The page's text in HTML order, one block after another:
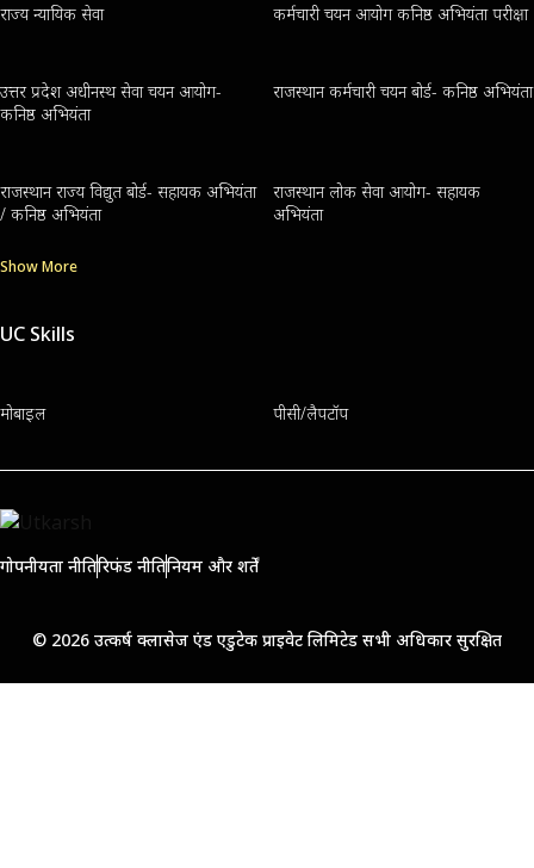
राज्य न्यायिक सेवा कर्मचारी चयन आयोग कनिष्ठ अभियंता परीक्षा
उत्तर प्रदेश अधीनस्थ सेवा चयन आयोग-
कनिष्ठ अभियंता
राजस्थान कर्मचारी चयन बोर्ड- कनिष्ठ अभियंता
राजस्थान राज्य विद्युत बोर्ड- सहायक अभियंता
/ कनिष्ठ अभियंता
राजस्थान लोक सेवा आयोग- सहायक
अभियंता
Show More
UC Skills
मोबाइल पीसी/लैपटॉप
गोपनीयता नीतिरिफंड नीतिनियम और शर्तें
© 2026 उत्कर्ष क्लासेज एंड एडुटेक प्राइवेट लिमिटेड सभी अधिकार सुरक्षित